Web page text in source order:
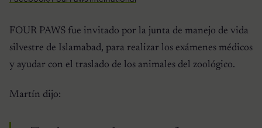
FOUR PAWS fue invitado por la junta de manejo de vida
silvestre de Islamabad, para realizar los exámenes médicos
y ayudar con el traslado de los animales del zoológico.
Martín dijo: